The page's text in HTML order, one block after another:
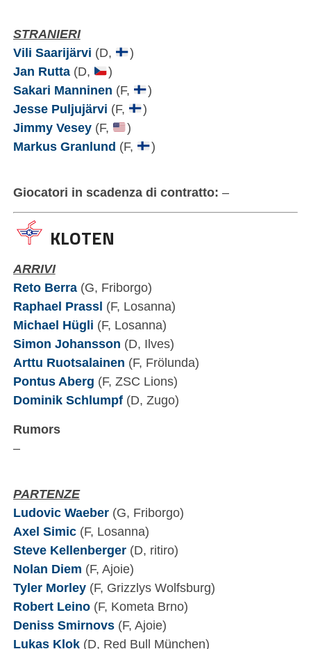
STRANIERI
Vili Saarijärvi (D,
)
Jan Rutta(D,
)
Sakari Manninen (F,
)
Jesse Puljujärvi (F,
)
Jimmy Vesey(F,
)
Markus Granlund (F, )
Giocatori in scadenza di contratto: –
KLOTEN
ARRIVI
Reto Berra(G, Friborgo)
Raphael Prassl (F, Losanna)
Michael Hügli (F, Losanna)
Simon Johansson (D, Ilves)
Arttu Ruotsalainen (F, Frölunda)
Pontus Aberg (F, ZSC Lions)
Dominik Schlumpf(D, Zugo)
Rumors
–
PARTENZE
Ludovic Waeber(G, Friborgo)
Axel Simic(F, Losanna)
Steve Kellenberger(D, ritiro)
Nolan Diem (F, Ajoie)
Tyler Morley(F, Grizzlys Wolfsburg)
Robert Leino(F, Kometa Brno)
Deniss Smirnovs(F, Ajoie)
Lukas Klok(D, Red Bull München)